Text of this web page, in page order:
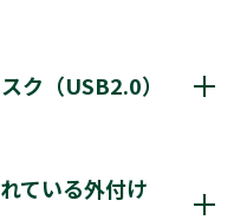
ク（USB2.0）
ている外付け